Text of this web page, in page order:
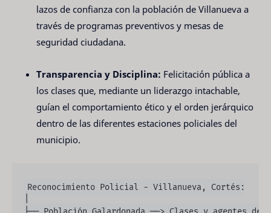
lazos de confianza con la población de Villanueva a
través de programas preventivos y mesas de
seguridad ciudadana.
Transparencia y Disciplina: Felicitación pública a
los clases que, mediante un liderazgo intachable,
guían el comportamiento ético y el orden jerárquico
dentro de las diferentes estaciones policiales del
municipio.
Reconocimiento Policial - Villanueva, Cortés: